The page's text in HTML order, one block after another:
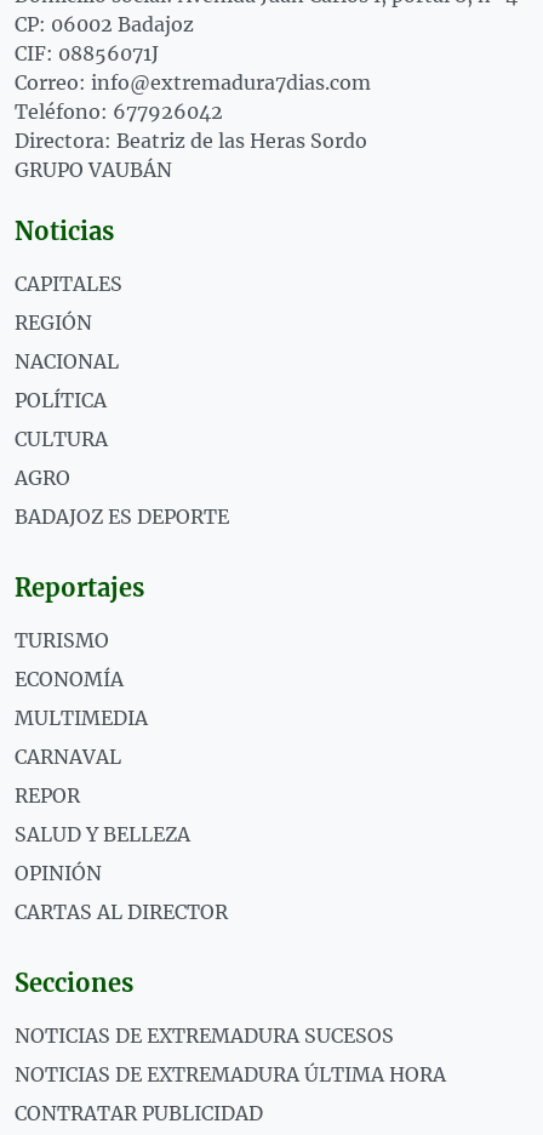
CP: 06002 Badajoz
CIF: 08856071J
Correo: info@extremadura7dias.com
Teléfono: 677926042
Directora: Beatriz de las Heras Sordo
GRUPO VAUBÁN
Noticias
CAPITALES
REGIÓN
NACIONAL
POLÍTICA
CULTURA
AGRO
BADAJOZ ES DEPORTE
Reportajes
TURISMO
ECONOMÍA
MULTIMEDIA
CARNAVAL
REPOR
SALUD Y BELLEZA
OPINIÓN
CARTAS AL DIRECTOR
Secciones
NOTICIAS DE EXTREMADURA SUCESOS
NOTICIAS DE EXTREMADURA ÚLTIMA HORA
CONTRATAR PUBLICIDAD